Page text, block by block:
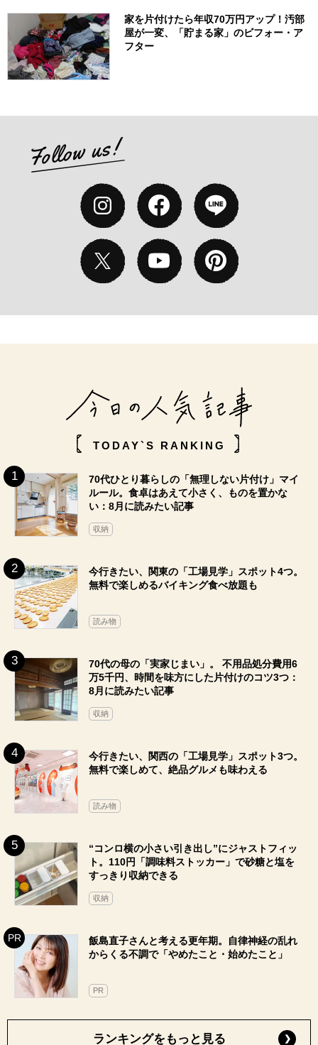
家を片付けたら年収70万円アップ！汚部
屋が一変、「貯まる家」のビフォー・ア
フター
TODAY`S RANKING
70代ひとり暮らしの「無理しない片付け」マイ
ルール。食卓はあえて小さく、ものを置かな
い：8月に読みたい記事
収納
今行きたい、関東の「工場見学」スポット4つ。
無料で楽しめるバイキング食べ放題も
読み物
70代の母の「実家じまい」。 不用品処分費用6
万5千円、時間を味方にした片付けのコツ3つ：
8月に読みたい記事
収納
今行きたい、関西の「工場見学」スポット3つ。
無料で楽しめて、絶品グルメも味わえる
読み物
“コンロ横の小さい引き出し”にジャストフィッ
ト。110円「調味料ストッカー」で砂糖と塩を
すっきり収納できる
収納
飯島直子さんと考える更年期。自律神経の乱れ
からくる不調で「やめたこと・始めたこと」
PR
ランキングをもっと見る